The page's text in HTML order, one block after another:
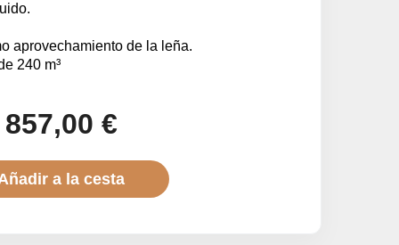
aprovechamiento de la leña.
240 m³
857,00 €
a la cesta